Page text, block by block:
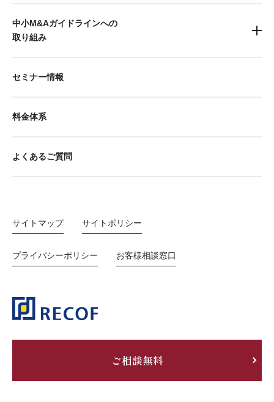
中小M&Aガイドラインへの
取り組み
セミナー情報
料金体系
よくあるご質問
サイトマップ サイトポリシー
プライバシーポリシー お客様相談窓口
ご相談無料